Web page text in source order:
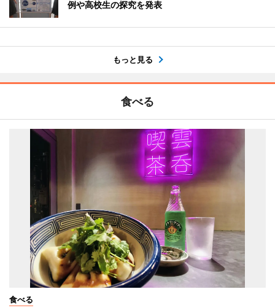
例や高校生の探究を発表
もっと見る
食べる
食べる